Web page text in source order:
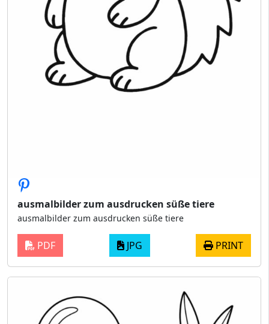
ausmalbilder zum ausdrucken süße tiere
ausmalbilder zum ausdrucken süße tiere
PDF JPG PRINT